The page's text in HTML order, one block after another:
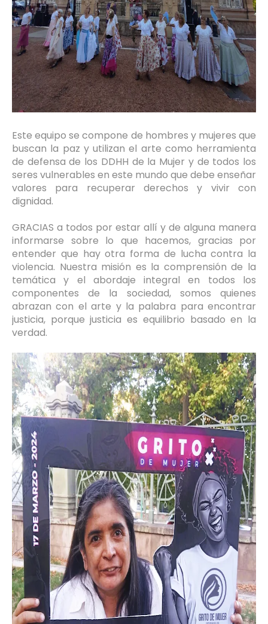
Este equipo se compone de hombres y mujeres que
buscan la paz y utilizan el arte como herramienta
de defensa de los DDHH de la Mujer y de todos los
seres vulnerables en este mundo que debe enseñar
valores para recuperar derechos y vivir con
dignidad.
GRACIAS a todos por estar allí y de alguna manera
informarse sobre lo que hacemos, gracias por
entender que hay otra forma de lucha contra la
violencia. Nuestra misión es la comprensión de la
temática y el abordaje integral en todos los
componentes de la sociedad, somos quienes
abrazan con el arte y la palabra para encontrar
justicia, porque justicia es equilibrio basado en la
verdad.